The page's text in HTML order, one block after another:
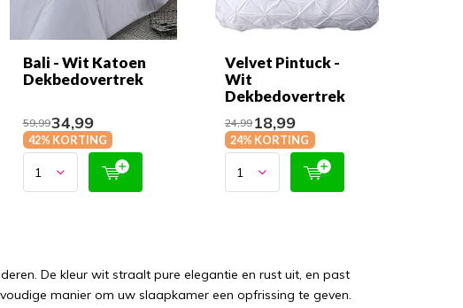
Bali - Wit Katoen
Dekbedovertrek
59,9934,99
42% KORTING
Velvet Pintuck -
Wit
Dekbedovertrek
24,9918,99
24% KORTING
De kleur wit straalt pure elegantie en rust uit, en past
manier om uw slaapkamer een opfrissing te geven.